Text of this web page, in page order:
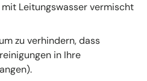
Leitungswasser vermischt
zu verhindern, dass
in Ihre